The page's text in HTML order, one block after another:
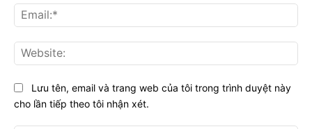
Lưu tên, email và trang web của tôi trong trình duyệt này
cho lần tiếp theo tôi nhận xét.